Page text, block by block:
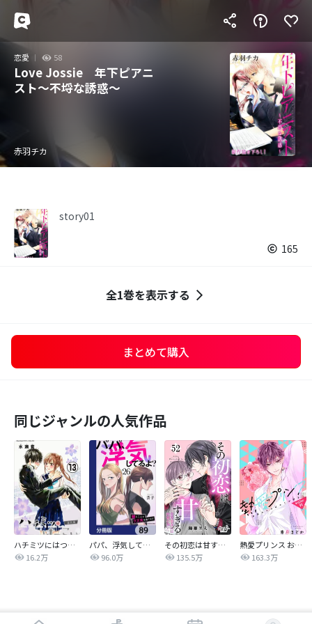
恋愛 58
Love Jossie 年下ピアニ
スト～不埒な誘惑～
赤羽チカ
story01
165
全1巻を表示する
まとめて購入
同じジャンルの人気作品
ハチミツにはつこい
16.2万
パパ、浮気してるよ？娘と二人でクズ夫を捨てます【分冊版】
96.0万
その初恋は甘すぎる～恋愛処女には刺激が強い～
135.5万
熱愛プリンス お兄ちゃんはキミが好き
163.3万